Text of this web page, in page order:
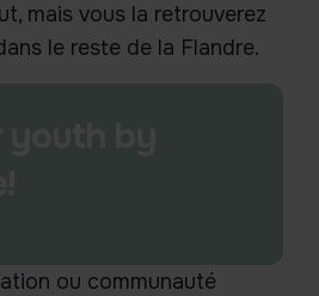
mais vous la retrouverez
le reste de la Flandre.
ou communauté